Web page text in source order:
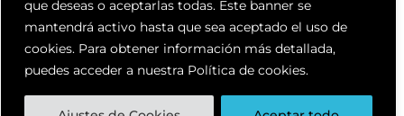
que deseas o aceptarlas todas. Este banner se
mantendrá activo hasta que sea aceptado el uso de
cookies. Para obtener información más detallada,
puedes acceder a nuestra Política de cookies.
Sesión de apertura
Mentorías grupales
Tutorías grupales